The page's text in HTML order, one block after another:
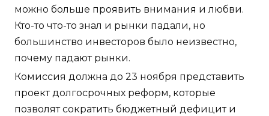
можно больше проявить внимания и любви.
Кто-то что-то знал и рынки падали, но
большинство инвесторов было неизвестно,
почему падают рынки.
Комиссия должна до 23 ноября представить
проект долгосрочных реформ, которые
позволят сократить бюджетный дефицит и